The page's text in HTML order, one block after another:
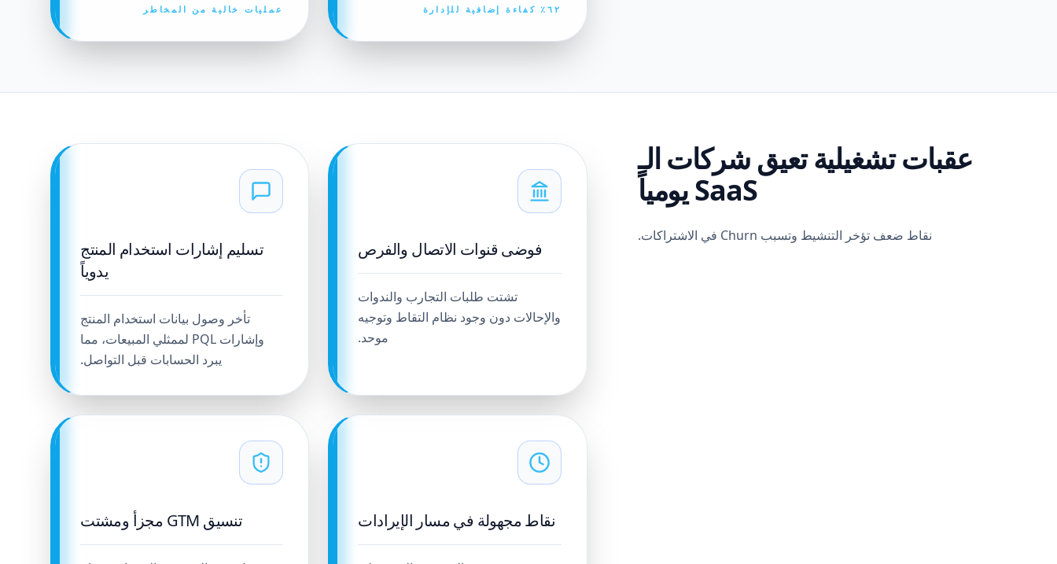
٦٢٪ كفاءة إضافية للإدارة عمليات خالية من المخاطر
عقبات تشغيلية تعيق شركات الـ
SaaS يومياً
نقاط ضعف تؤخر التنشيط وتسبب Churn في الاشتراكات.
فوضى قنوات الاتصال والفرص
تشتت طلبات التجارب والندوات
والإحالات دون وجود نظام التقاط وتوجيه
موحد.
تسليم إشارات استخدام المنتج
يدوياً
تأخر وصول بيانات استخدام المنتج
وإشارات PQL لممثلي المبيعات، مما
يبرد الحسابات قبل التواصل.
نقاط مجهولة في مسار الإيرادات تنسيق GTM مجزأ ومشتت